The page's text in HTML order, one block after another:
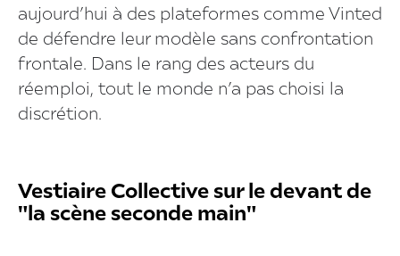
aujourd’hui à des plateformes comme Vinted
de défendre leur modèle sans confrontation
frontale. Dans le rang des acteurs du
réemploi, tout le monde n’a pas choisi la
discrétion.
Vestiaire Collective sur le devant de
"la scène seconde main"